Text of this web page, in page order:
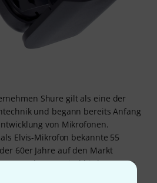
Shure gilt als eine der
und begann bereits Anfang
von Mikrofonen.
Elvis-Mikrofon bekannte 55
60er Jahre auf den Markt
und SM58, sind bis heute aus
wegzudenken. Sie genießen